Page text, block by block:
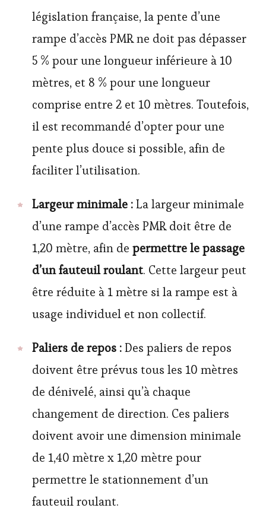
législation française, la pente d’une
rampe d’accès PMR ne doit pas dépasser
5 % pour une longueur inférieure à 10
mètres, et 8 % pour une longueur
comprise entre 2 et 10 mètres. Toutefois,
il est recommandé d’opter pour une
pente plus douce si possible, afin de
faciliter l’utilisation.
Largeur minimale :La largeur minimale
d’une rampe d’accès PMR doit être de
1,20 mètre, afin de permettre le passage
d’un fauteuil roulant. Cette largeur peut
être réduite à 1 mètre si la rampe est à
usage individuel et non collectif.
Paliers de repos :Des paliers de repos
doivent être prévus tous les 10 mètres
de dénivelé, ainsi qu’à chaque
changement de direction. Ces paliers
doivent avoir une dimension minimale
de 1,40 mètre x 1,20 mètre pour
permettre le stationnement d’un
fauteuil roulant.